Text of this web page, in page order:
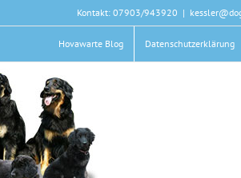
Inhalt
Kontakt: 07903/943920 |
Hovawarte Blog Datenschutzerklärung